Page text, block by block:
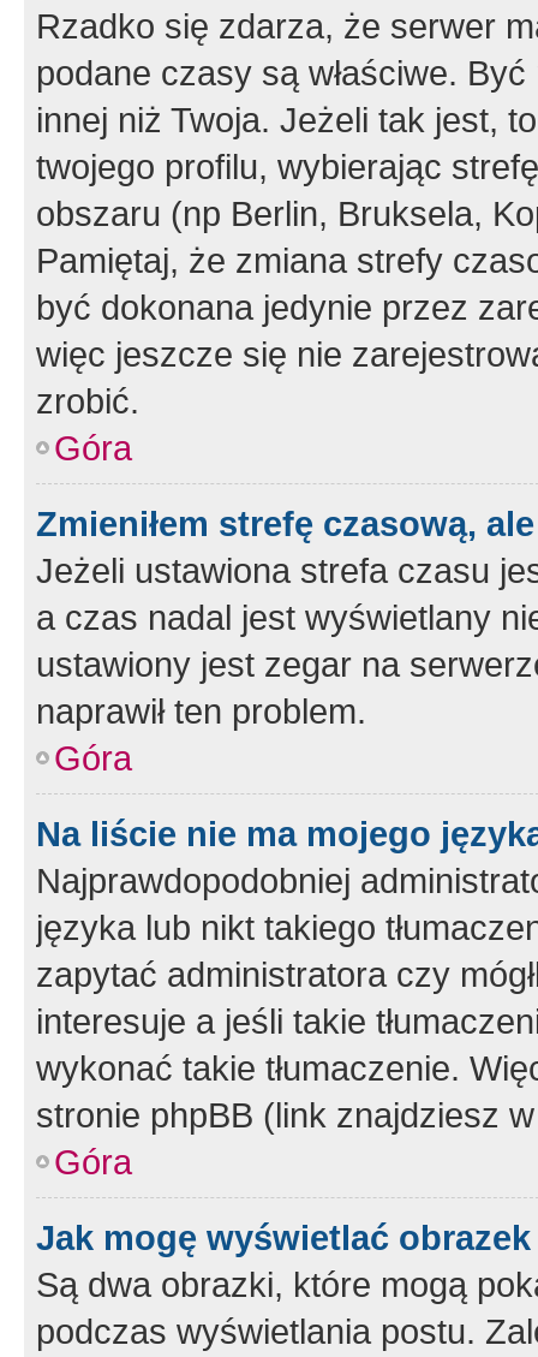
Rzadko się zdarza, że serwer
podane czasy są właściwe.
innej niż Twoja. Jeżeli tak jest,
twojego profilu, wybierając
obszaru (np Berlin, Bruksela,
Pamiętaj, że zmiana strefy
być dokonana jedynie przez
więc jeszcze się nie
zrobić.
Góra
Zmieniłem strefę czasową,
Jeżeli ustawiona strefa czasu
a czas nadal jest wyświetlany
ustawiony jest zegar na
naprawił ten problem.
Góra
Na liście nie ma mojego
Najprawdopodobniej
języka lub nikt takiego
zapytać administratora czy
interesuje a jeśli takie
wykonać takie tłumaczenie.
stronie phpBB (link znajdziesz
Góra
Jak mogę wyświetlać
Są dwa obrazki, które mogą
podczas wyświetlania postu.